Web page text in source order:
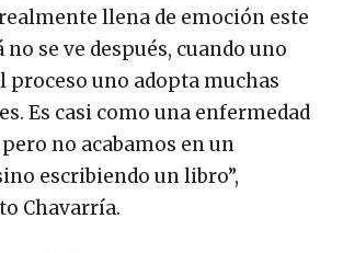
llena de emoción este
no se ve después, cuando uno
proceso uno adopta muchas
Es casi como una enfermedad
no acabamos en un
escribiendo un libro”,
Chavarría.